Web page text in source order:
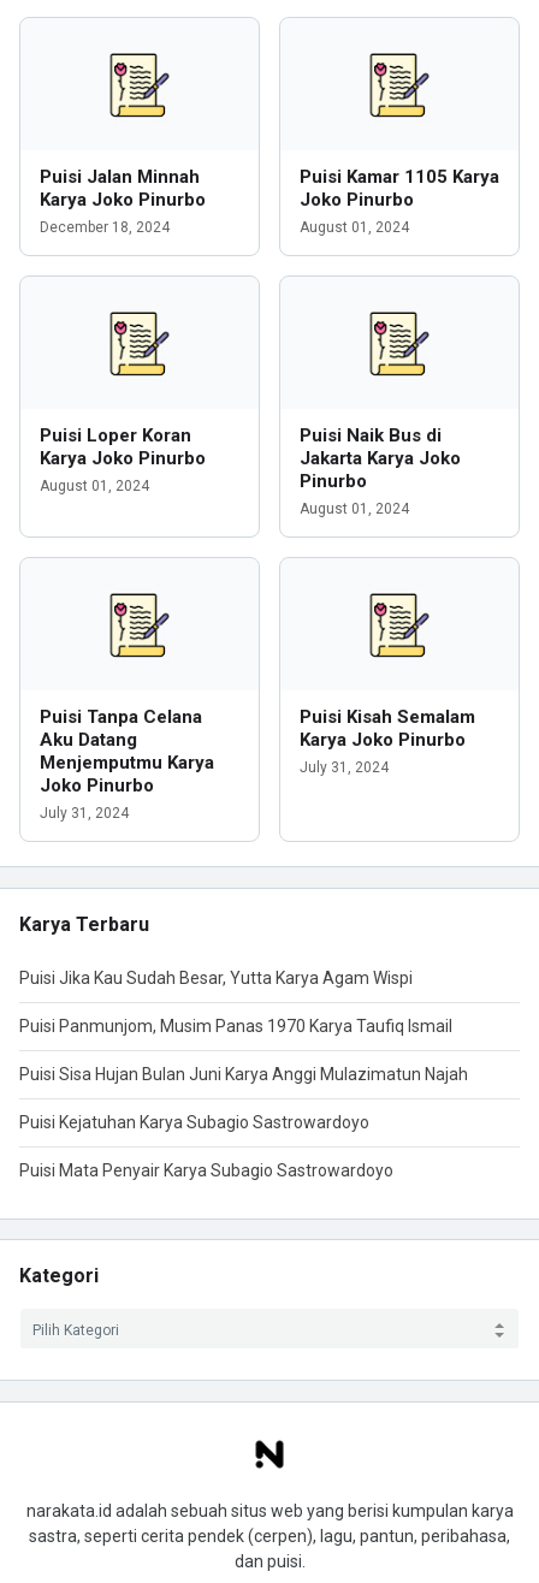
Puisi Jalan Minnah
Karya Joko Pinurbo
December 18, 2024
Puisi Kamar 1105 Karya
Joko Pinurbo
August 01, 2024
Puisi Loper Koran
Karya Joko Pinurbo
August 01, 2024
Puisi Naik Bus di
Jakarta Karya Joko
Pinurbo
August 01, 2024
Puisi Tanpa Celana
Aku Datang
Menjemputmu Karya
Joko Pinurbo
July 31, 2024
Puisi Kisah Semalam
Karya Joko Pinurbo
July 31, 2024
Karya Terbaru
Puisi Jika Kau Sudah Besar, Yutta Karya Agam Wispi
Puisi Panmunjom, Musim Panas 1970 Karya Taufiq Ismail
Puisi Sisa Hujan Bulan Juni Karya Anggi Mulazimatun Najah
Puisi Kejatuhan Karya Subagio Sastrowardoyo
Puisi Mata Penyair Karya Subagio Sastrowardoyo
Kategori
narakata.id adalah sebuah situs web yang berisi kumpulan karya
sastra, seperti cerita pendek (cerpen), lagu, pantun, peribahasa,
dan puisi.